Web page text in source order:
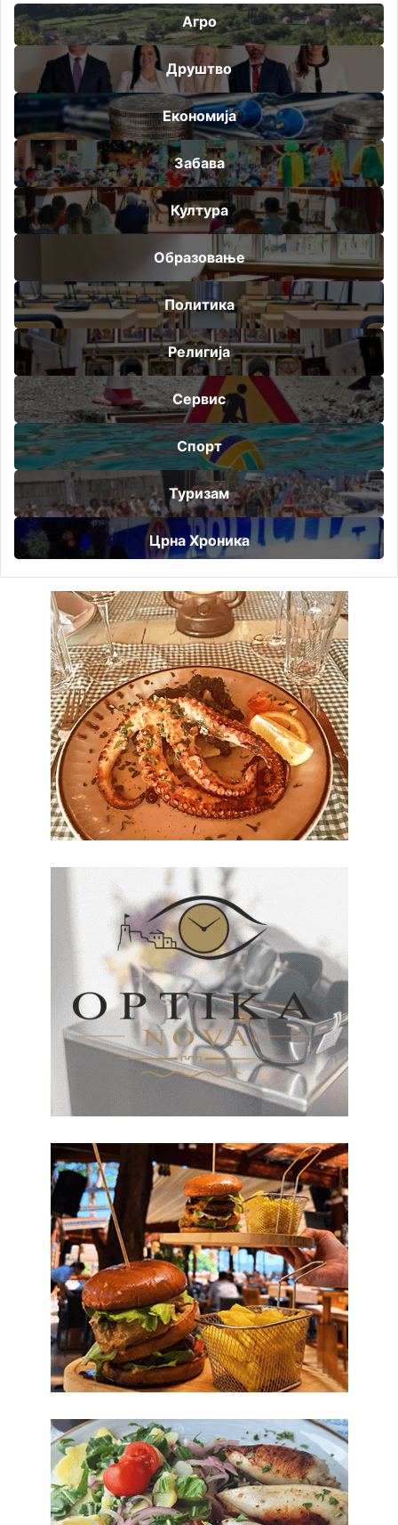
Агро
Друштво
Економија
Забава
Култура
Образовање
Политика
Религија
Сервис
Спорт
Туризам
Црна Хроника